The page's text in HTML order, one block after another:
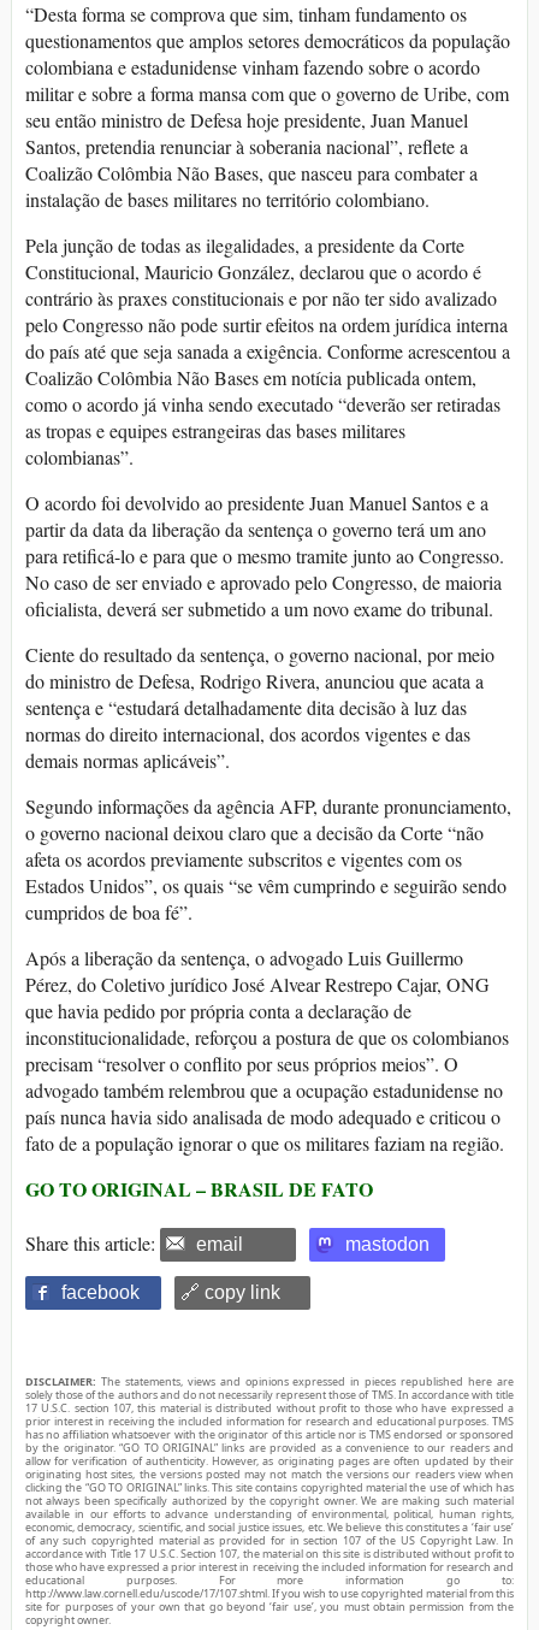
“Desta forma se comprova que sim, tinham fundamento os
questionamentos que amplos setores democráticos da população
colombiana e estadunidense vinham fazendo sobre o acordo
militar e sobre a forma mansa com que o governo de Uribe, com
seu então ministro de Defesa hoje presidente, Juan Manuel
Santos, pretendia renunciar à soberania nacional”, reflete a
Coalizão Colômbia Não Bases, que nasceu para combater a
instalação de bases militares no território colombiano.
Pela junção de todas as ilegalidades, a presidente da Corte
Constitucional, Mauricio González, declarou que o acordo é
contrário às praxes constitucionais e por não ter sido avalizado
pelo Congresso não pode surtir efeitos na ordem jurídica interna
do país até que seja sanada a exigência. Conforme acrescentou a
Coalizão Colômbia Não Bases em notícia publicada ontem,
como o acordo já vinha sendo executado “deverão ser retiradas
as tropas e equipes estrangeiras das bases militares
colombianas”.
O acordo foi devolvido ao presidente Juan Manuel Santos e a
partir da data da liberação da sentença o governo terá um ano
para retificá-lo e para que o mesmo tramite junto ao Congresso.
No caso de ser enviado e aprovado pelo Congresso, de maioria
oficialista, deverá ser submetido a um novo exame do tribunal.
Ciente do resultado da sentença, o governo nacional, por meio
do ministro de Defesa, Rodrigo Rivera, anunciou que acata a
sentença e “estudará detalhadamente dita decisão à luz das
normas do direito internacional, dos acordos vigentes e das
demais normas aplicáveis”.
Segundo informações da agência AFP, durante pronunciamento,
o governo nacional deixou claro que a decisão da Corte “não
afeta os acordos previamente subscritos e vigentes com os
Estados Unidos”, os quais “se vêm cumprindo e seguirão sendo
cumpridos de boa fé”.
Após a liberação da sentença, o advogado Luis Guillermo
Pérez, do Coletivo jurídico José Alvear Restrepo Cajar, ONG
que havia pedido por própria conta a declaração de
inconstitucionalidade, reforçou a postura de que os colombianos
precisam “resolver o conflito por seus próprios meios”. O
advogado também relembrou que a ocupação estadunidense no
país nunca havia sido analisada de modo adequado e criticou o
fato de a população ignorar o que os militares faziam na região.
GO TO ORIGINAL – BRASIL DE FATO
Share this article: email mastodon
facebook 🔗 copy link
DISCLAIMER: The statements, views and opinions expressed in pieces republished here are
solely those of the authors and do not necessarily represent those of TMS. In accordance with title
17 U.S.C. section 107, this material is distributed without profit to those who have expressed a
prior interest in receiving the included information for research and educational purposes. TMS
has no affiliation whatsoever with the originator of this article nor is TMS endorsed or sponsored
by the originator. “GO TO ORIGINAL” links are provided as a convenience to our readers and
allow for verification of authenticity. However, as originating pages are often updated by their
originating host sites, the versions posted may not match the versions our readers view when
clicking the “GO TO ORIGINAL” links. This site contains copyrighted material the use of which has
not always been specifically authorized by the copyright owner. We are making such material
available in our efforts to advance understanding of environmental, political, human rights,
economic, democracy, scientific, and social justice issues, etc. We believe this constitutes a ‘fair use’
of any such copyrighted material as provided for in section 107 of the US Copyright Law. In
accordance with Title 17 U.S.C. Section 107, the material on this site is distributed without profit to
those who have expressed a prior interest in receiving the included information for research and
educational purposes. For more information go to:
http://www.law.cornell.edu/uscode/17/107.shtml. If you wish to use copyrighted material from this
site for purposes of your own that go beyond ‘fair use’, you must obtain permission from the
copyright owner.